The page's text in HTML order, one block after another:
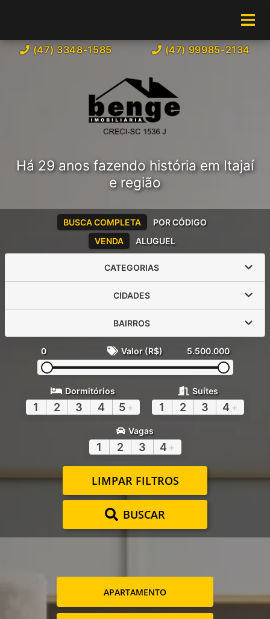
(47) 3348-1585 (47) 99985-2134
Há 29 anos fazendo história em Itajaí
e região
VENDA ALUGUEL
BUSCA COMPLETA POR CÓDIGO
CATEGORIAS
CIDADES
BAIRROS
0 Valor (R$) 5.500.000
Dormitórios
1 2 3 4 5+
Suítes
1 2 3 4 +
Vagas
1 2 3 4 +
LIMPAR FILTROS
BUSCAR
APARTAMENTO